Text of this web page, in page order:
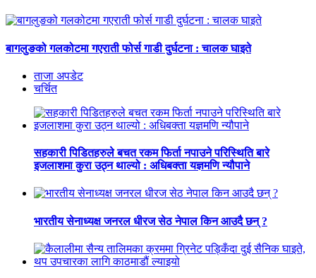
बागलुङको गलकोटमा गएराती फोर्स गाडी दुर्घटना : चालक घाइते
ताजा अपडेट
चर्चित
सहकारी पिडितहरुले बचत रकम फिर्ता नपाउने परिस्थिति बारे
इजलाशमा कुरा उठ्न थाल्यो : अधिबक्ता यज्ञमणि न्यौपाने
भारतीय सेनाध्यक्ष जनरल धीरज सेठ नेपाल किन आउदै छन् ?